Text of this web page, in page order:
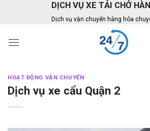
DỊCH VỤ XE TẢI CHỞ
Dịch vụ vận chuyển hàng hóa
HOẠT ĐỘNG VẬN CHUYỂN
Dịch vụ xe cẩu Quận 2